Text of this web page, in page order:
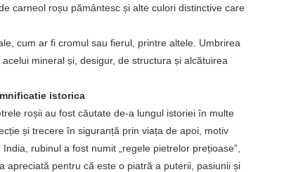
carneol roșu pământesc și alte culori distinctive care
cum ar fi cromul sau fierul, printre altele. Umbrirea
mineral și, desigur, de structura și alcătuirea
istorica
roșii au fost căutate de-a lungul istoriei în multe
și trecere în siguranță prin viața de apoi, motiv
rubinul a fost numit „regele pietrelor prețioase”,
apreciată pentru că este o piatră a puterii, pasiunii și